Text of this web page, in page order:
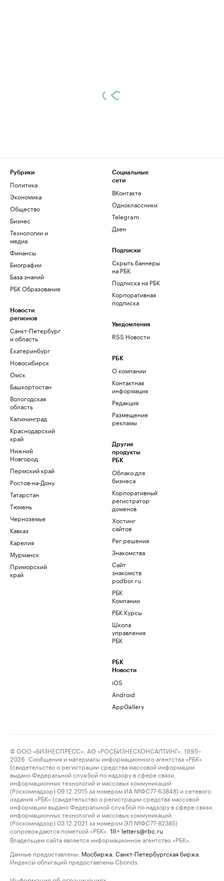
Рубрики
Политика
Экономика
Общество
Бизнес
Технологии и
медиа
Финансы
Биографии
База знаний
РБК Образование
Новости
регионов
Санкт-Петербург
и область
Екатеринбург
Новосибирск
Омск
Башкортостан
Вологодская
область
Калининград
Краснодарский
край
Нижний
Новгород
Пермский край
Ростов-на-Дону
Татарстан
Тюмень
Черноземье
Кавказ
Карелия
Мурманск
Приморский
край
Социальные
сети
ВКонтакте
Одноклассники
Telegram
Дзен
Подписки
Скрыть баннеры
на РБК
Подписка на РБК
Корпоративная
подписка
Уведомления
RSS Новости
РБК
О компании
Контактная
информация
Редакция
Размещение
рекламы
Другие
продукты
РБК
Облако для
бизнеса
Корпоративный
регистратор
доменов
Хостинг
сайтов
Рег.решения
Знакомства
Сайт
знакомств
podbor.ru
РБК
Компании
РБК Курсы
Школа
управления
РБК
РБК
Новости
iOS
Android
AppGallery
© ООО «БИЗНЕСПРЕСС», АО «РОСБИЗНЕСКОНСАЛТИНГ», 1995–
2026. Сообщения и материалы информационного агентства «РБК»
(свидетельство о регистрации средства массовой информации
выдано Федеральной службой по надзору в сфере связи,
информационных технологий и массовых коммуникаций
(Роскомнадзор) 09.12.2015 за номером ИА №ФС77-63848) и сетевого
издания «РБК» (свидетельство о регистрации средства массовой
информации выдано Федеральной службой по надзору в сфере связи,
информационных технологий и массовых коммуникаций
(Роскомнадзор) 03.12.2021 за номером ЭЛ №ФС77-82385)
сопровождаются пометкой «РБК».
18+ letters@rbc.ru
Владельцем сайта является информационное агентство «РБК».
Данные предоставлены: Мосбиржа Санкт-Петербургская биржа
Индексы облигаций предоставлены Cbonds.